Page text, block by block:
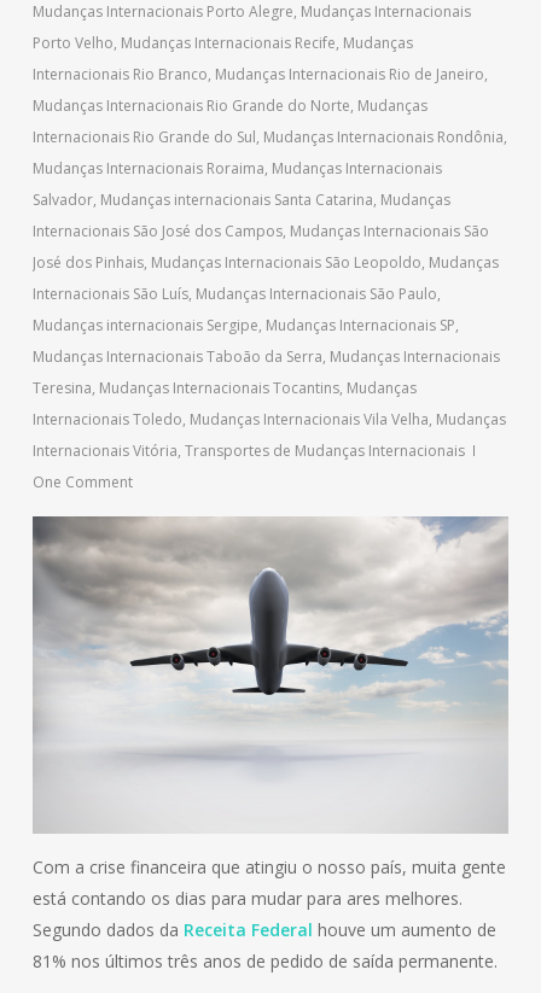
Mudanças Internacionais Porto Alegre, Mudanças Internacionais
Porto Velho, Mudanças Internacionais Recife, Mudanças
Internacionais Rio Branco, Mudanças Internacionais Rio de Janeiro,
Mudanças Internacionais Rio Grande do Norte, Mudanças
Internacionais Rio Grande do Sul, Mudanças Internacionais Rondônia,
Mudanças Internacionais Roraima, Mudanças Internacionais
Salvador, Mudanças internacionais Santa Catarina, Mudanças
Internacionais São José dos Campos, Mudanças Internacionais São
José dos Pinhais, Mudanças Internacionais São Leopoldo, Mudanças
Internacionais São Luís, Mudanças Internacionais São Paulo,
Mudanças internacionais Sergipe, Mudanças Internacionais SP,
Mudanças Internacionais Taboão da Serra, Mudanças Internacionais
Teresina, Mudanças Internacionais Tocantins, Mudanças
Internacionais Toledo, Mudanças Internacionais Vila Velha, Mudanças
Internacionais Vitória, Transportes de Mudanças Internacionais
One Comment
Com a crise financeira que atingiu o nosso país, muita gente
está contando os dias para mudar para ares melhores.
Segundo dados da Receita Federal houve um aumento de
81% nos últimos três anos de pedido de saída permanente.